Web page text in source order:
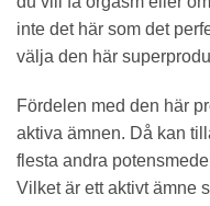
inte det här som det
välja den här
Fördelen med den här
aktiva ämnen. Då kan
flesta andra
Vilket är ett aktivt ämne